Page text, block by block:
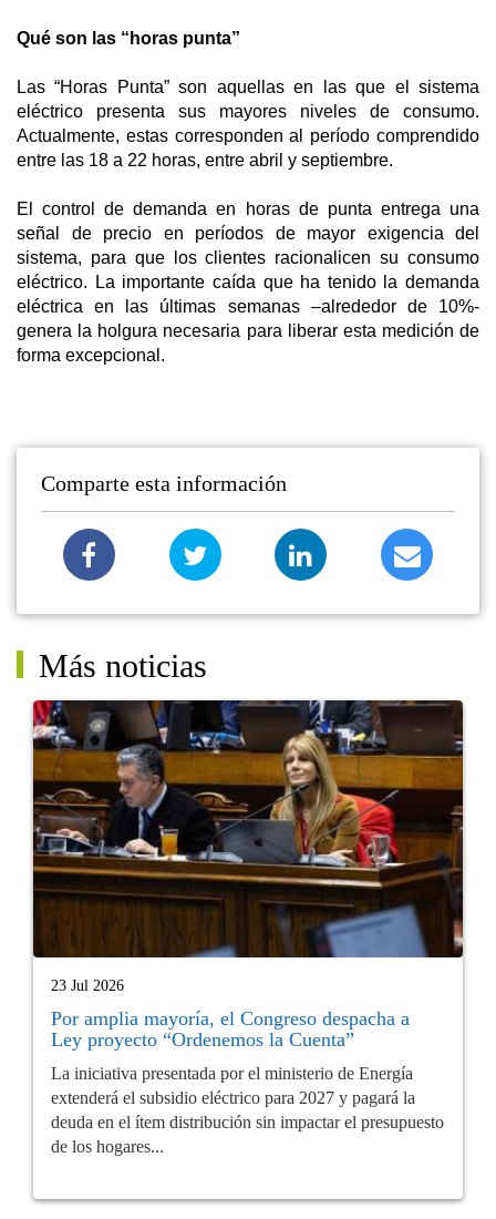
Qué son las “horas punta”
Las “Horas Punta” son aquellas en las que el sistema
eléctrico presenta sus mayores niveles de consumo.
Actualmente, estas corresponden al período comprendido
entre las 18 a 22 horas, entre abril y septiembre.
El control de demanda en horas de punta entrega una
señal de precio en períodos de mayor exigencia del
sistema, para que los clientes racionalicen su consumo
eléctrico. La importante caída que ha tenido la demanda
eléctrica en las últimas semanas –alrededor de 10%-
genera la holgura necesaria para liberar esta medición de
forma excepcional.
Comparte esta información
Más noticias
23 Jul 2026
Por amplia mayoría, el Congreso despacha a
Ley proyecto “Ordenemos la Cuenta”
La iniciativa presentada por el ministerio de Energía
extenderá el subsidio eléctrico para 2027 y pagará la
deuda en el ítem distribución sin impactar el presupuesto
de los hogares...